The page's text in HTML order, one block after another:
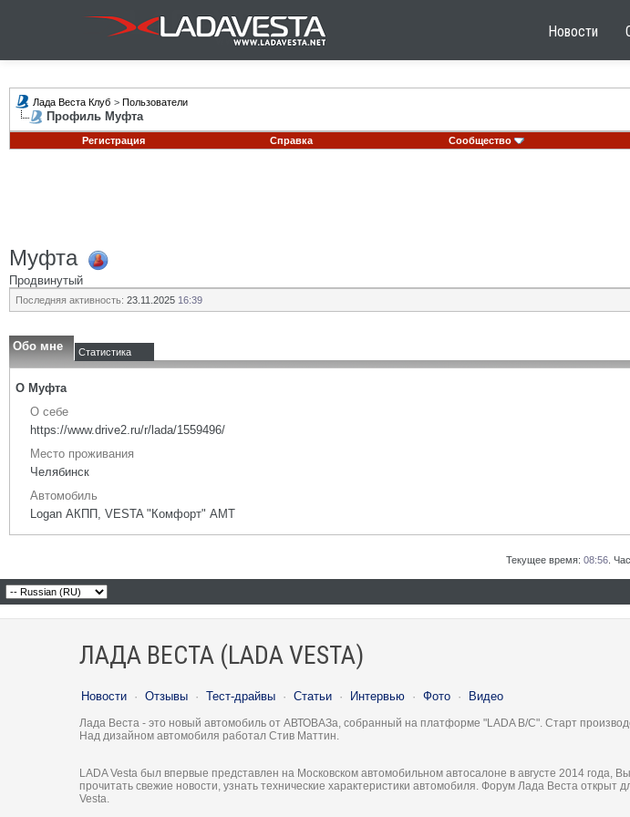
Новости
Лада Веста Клуб > Пользователи
Профиль Муфта
Регистрация
Справка Сообщество
Муфта
Продвинутый
Последняя активность: 23.11.2025 16:39
Обо мне Статистика
О Муфта
О себе
https://www.drive2.ru/r/lada/1559496/
Место проживания
Челябинск
Автомобиль
Logan АКПП, VESTA "Комфорт" АМТ
Текущее время: 08:56 .
ЛАДА ВЕСТА (LADA VESTA)
Новости · Отзывы · Тест-драйвы · Статьи · Интервью · Фото · Видео
Лада Веста - это новый автомобиль от АВТОВАЗа, собранный на платформе "LADA B/C". Старт
Над дизайном автомобиля работал Стив Маттин.
LADA Vesta был впервые представлен на Московском автомобильном автосалоне в августе 2014 года,
прочитать свежие новости, узнать технические характеристики автомобиля. Форум Лада Веста
Vesta.